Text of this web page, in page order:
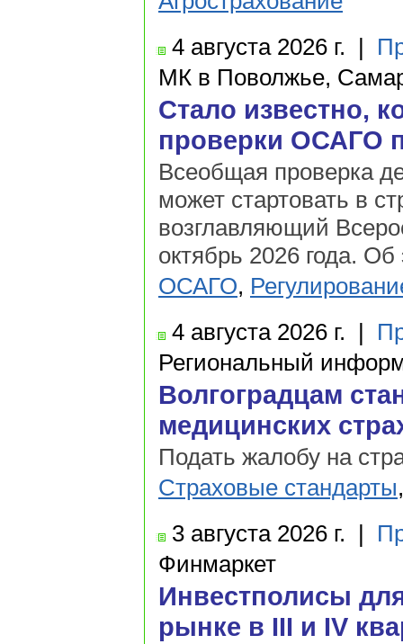
4 августа 2026 г. |
МК в Поволжье,
Стало известно,
проверки ОСАГО
Всеобщая проверка
может стартовать в
возглавляющий
октябрь 2026 года.
ОСАГО,
4 августа 2026 г. |
Региональный
Волгоградцам
медицинских
Подать жалобу на
Страховые стандарты
3 августа 2026 г. |
Финмаркет
Инвестполисы
рынке в III и IV